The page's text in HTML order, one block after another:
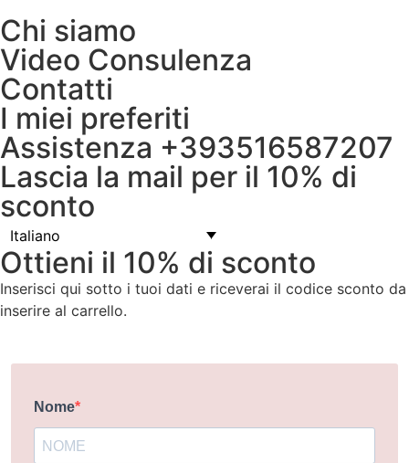
Chi siamo
Video Consulenza
Contatti
I miei preferiti
Assistenza +393516587207
Lascia la mail per il 10% di
sconto
Italiano
Ottieni il 10% di sconto
Inserisci qui sotto i tuoi dati e riceverai il codice sconto da
inserire al carrello.
Nome